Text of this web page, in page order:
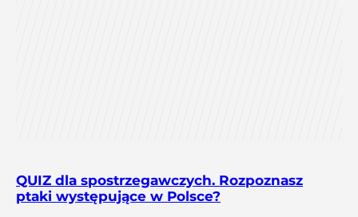
QUIZ dla spostrzegawczych. Rozpoznasz
ptaki występujące w Polsce?